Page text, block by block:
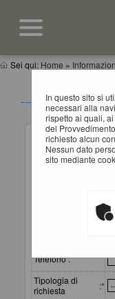
Sei qui: Home »
In questo sito si
necessari alla
rispetto ai quali,
del
richiesto alcun
Nessun dato
sito mediante
HELP DESK
Inserimento
Ragione sociale
denominazione
:*
Telefono :
Tipologia di
richiesta
:*